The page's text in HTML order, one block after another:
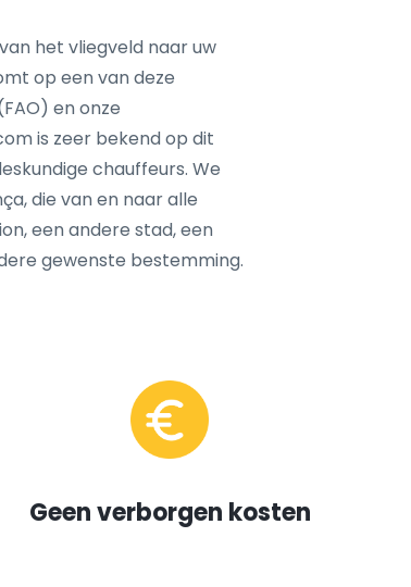
het vliegveld naar uw
op een van deze
en onze
is zeer bekend op dit
chauffeurs. We
die van en naar alle
een andere stad, een
gewenste bestemming.
Geen verborgen kosten